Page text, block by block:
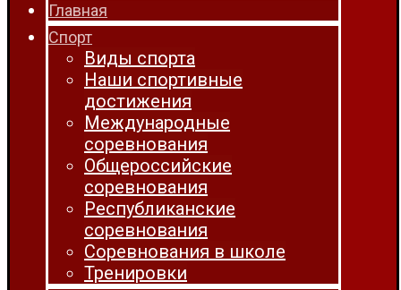
Главная
Спорт
Виды спорта
Наши спортивные
достижения
Международные
соревнования
Общероссийские
соревнования
Республиканские
соревнования
Соревнования в школе
Тренировки